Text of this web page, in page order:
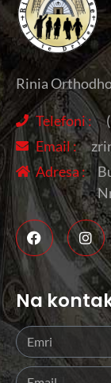
Rinia
Telefoni :
Email :
Adresa :
Na